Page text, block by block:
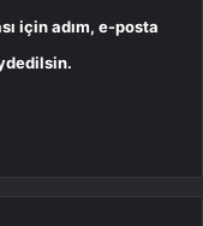
için adım, e-posta